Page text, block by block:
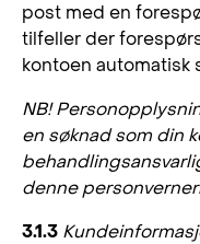
post med en
tilfeller der
kontoen automatisk
NB!
en søknad som din
denne
3.1.3